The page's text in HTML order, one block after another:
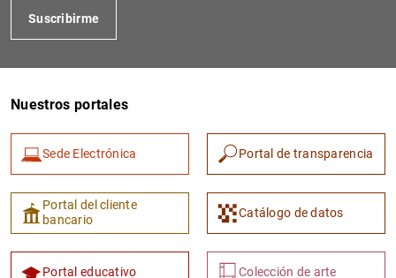
1 2
Suscribirme
Nuestros portales
Sede Electrónica Portal de transparencia
Portal del cliente
bancario
Catálogo de datos
Portal educativo Colección de arte